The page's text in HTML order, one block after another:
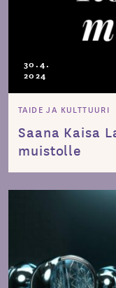
30.4.
2024
TAIDE JA KULTTUURI
Saana Kaisa
muistolle